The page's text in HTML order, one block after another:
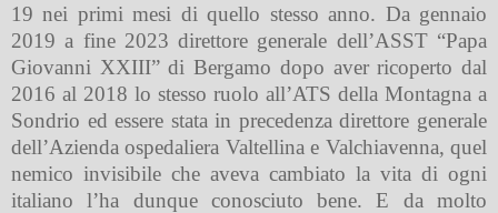
19 nei primi mesi di quello stesso anno. Da gennaio
2019 a fine 2023 direttore generale dell’ASST “Papa
Giovanni XXIII” di Bergamo dopo aver ricoperto dal
2016 al 2018 lo stesso ruolo all’ATS della Montagna a
Sondrio ed essere stata in precedenza direttore generale
dell’Azienda ospedaliera Valtellina e Valchiavenna, quel
nemico invisibile che aveva cambiato la vita di ogni
italiano l’ha dunque conosciuto bene. E da molto